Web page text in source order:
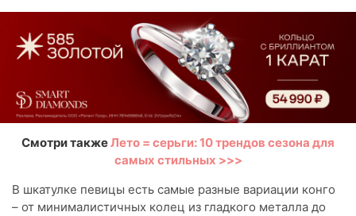
Смотри такжеЛето = серьги: 10 трендов сезона для
самых стильных >>>
В шкатулке певицы есть самые разные вариации конго
– от минималистичных колец из гладкого металла до